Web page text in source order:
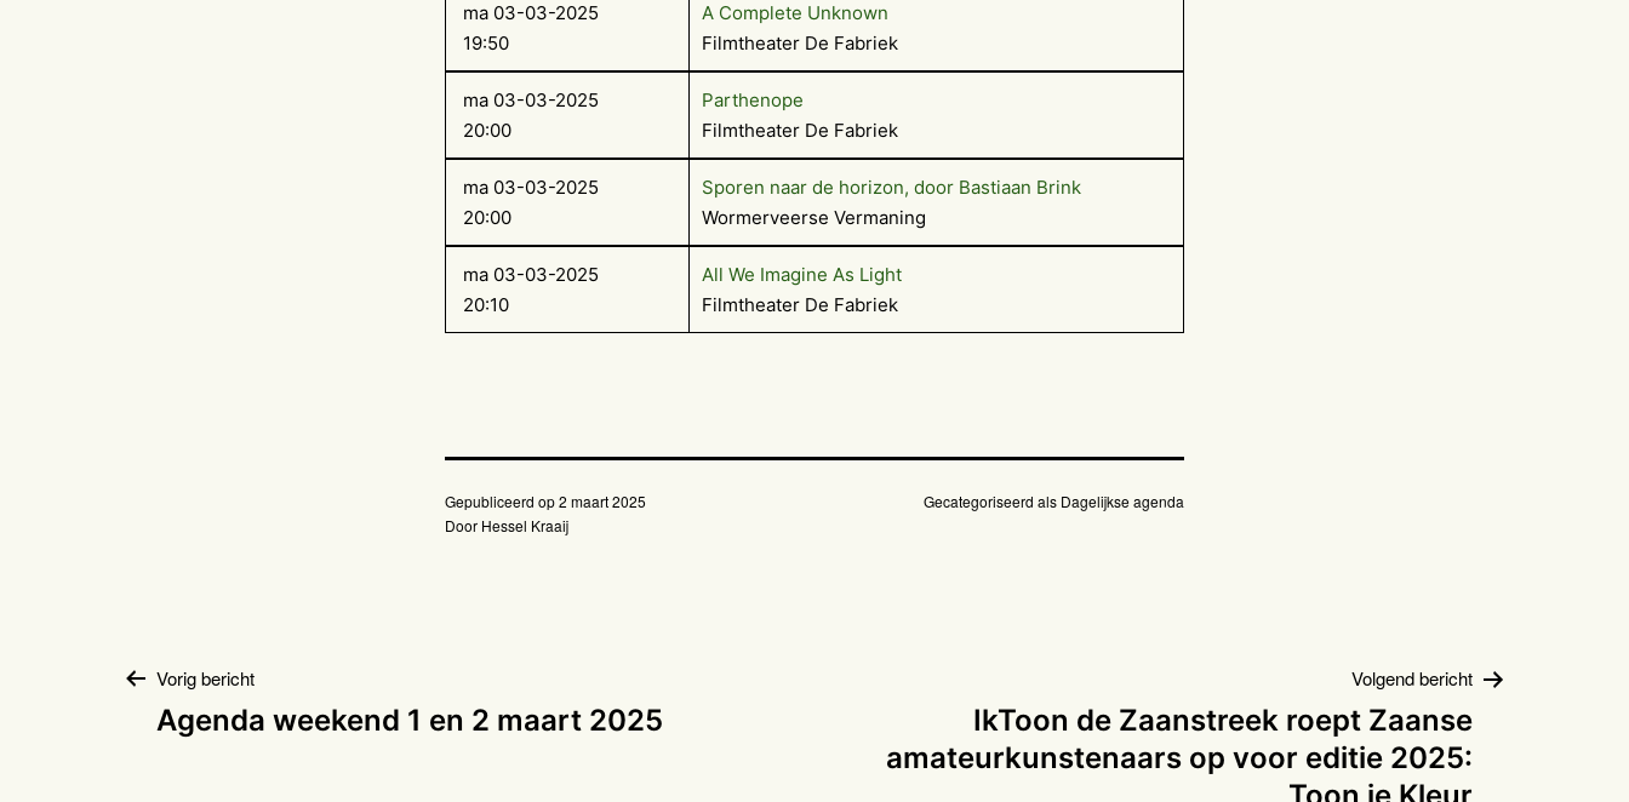
ma 03-03-2025
19:50
A Complete Unknown
Filmtheater De Fabriek
ma 03-03-2025
20:00
Parthenope
Filmtheater De Fabriek
ma 03-03-2025
20:00
Sporen naar de horizon, door Bastiaan Brink
Wormerveerse Vermaning
ma 03-03-2025
20:10
All We Imagine As Light
Filmtheater De Fabriek
Gepubliceerd op2 maart 2025
Door Hessel Kraaij
Gecategoriseerd als Dagelijkse agenda
Bericht
Vorig bericht
Agenda weekend 1 en 2 maart 2025
Volgend bericht
IkToon de Zaanstreek roept Zaanse
amateurkunstenaars op voor editie 2025: